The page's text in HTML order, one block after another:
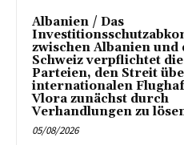
Albanien / Das
zwischen Albanien und
Schweiz verpflichtet die
Parteien, den Streit
internationalen
Vlora zunächst durch
Verhandlungen zu
05/08/2026